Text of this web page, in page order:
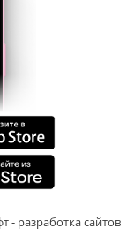
- разработка сайтов